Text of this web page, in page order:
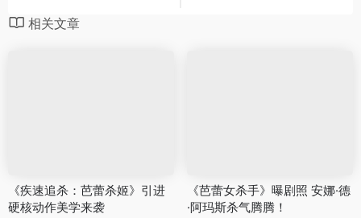
相关文章
《疾速追杀：芭蕾杀姬》引进
硬核动作美学来袭
《芭蕾女杀手》曝剧照 安娜·德
·阿玛斯杀气腾腾！